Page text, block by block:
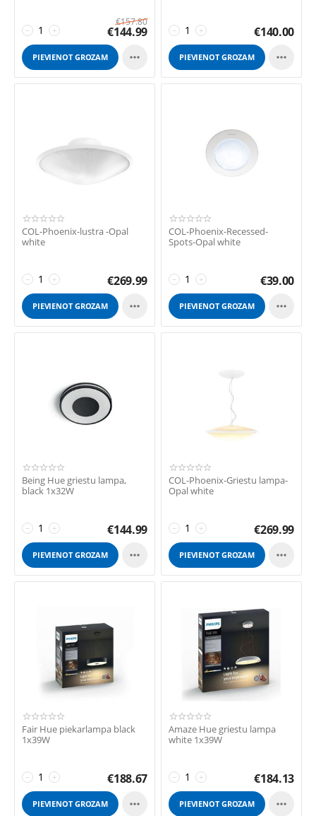
+
−
€157.80
€144.99
PIEVIENOT GROZAM 
+
− €140.00
PIEVIENOT GROZAM 
COL-Phoenix-lustra -Opal
white
+
− €269.99
PIEVIENOT GROZAM 
COL-Phoenix-Recessed-
Spots-Opal white
+
− €39.00
PIEVIENOT GROZAM 
Being Hue griestu lampa,
black 1x32W
+
− €144.99
PIEVIENOT GROZAM 
COL-Phoenix-Griestu lampa-
Opal white
+
− €269.99
PIEVIENOT GROZAM 
Fair Hue piekarlampa black
1x39W
+
− €188.67
PIEVIENOT GROZAM 
Amaze Hue griestu lampa
white 1x39W
+
− €184.13
PIEVIENOT GROZAM 